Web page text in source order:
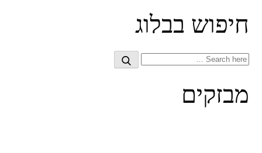
חיפוש בבלוג
Search
Search
מבזקים